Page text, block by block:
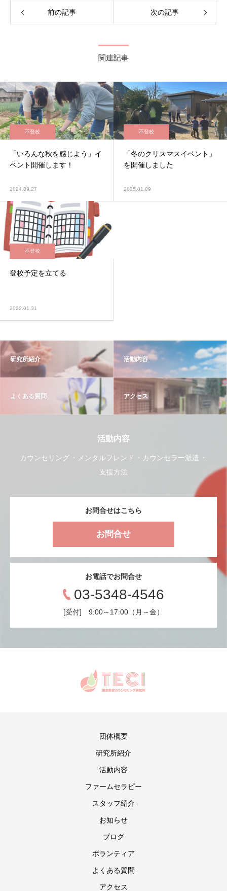
前の記事 次の記事
関連記事
不登校
「いろんな秋を感じよう」イ
ベント開催します！
2024.09.27
不登校
「冬のクリスマスイベント」
を開催しました
2025.01.09
不登校
登校予定を立てる
2022.01.31
研究所紹介 活動内容
よくある質問 アクセス
活動内容
カウンセリング メンタルフレンド
カウンセラー派遣
支援方法
お問合せはこちら
お問合せ
お電話でお問合せ
03-5348-4546
[受付] 9:00～17:00（月～金）
団体概要
研究所紹介
活動内容
ファームセラピー
スタッフ紹介
お知らせ
ブログ
ボランティア
よくある質問
アクセス